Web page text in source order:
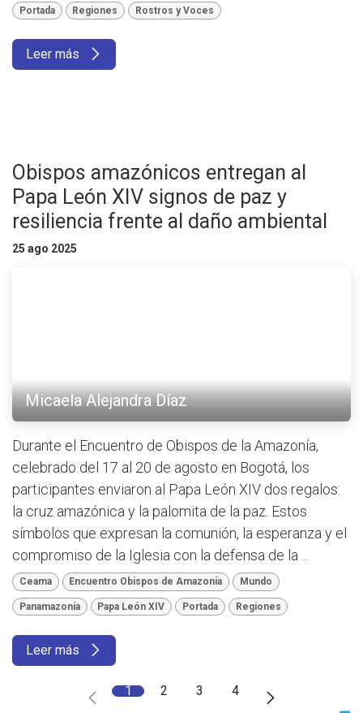
Portada Regiones Rostros y Voces
Leer más
Obispos amazónicos entregan al
Papa León XIV signos de paz y
resiliencia frente al daño ambiental
25 ago 2025
Micaela Alejandra Díaz
Durante el Encuentro de Obispos de la Amazonía,
celebrado del 17 al 20 de agosto en Bogotá, los
participantes enviaron al Papa León XIV dos regalos:
la cruz amazónica y la palomita de la paz. Estos
símbolos que expresan la comunión, la esperanza y el
compromiso de la Iglesia con la defensa de la ...
Ceama Encuentro Obispos de Amazonía Mundo
Panamazonía Papa León XIV Portada Regiones
Leer más
1 2 3 4